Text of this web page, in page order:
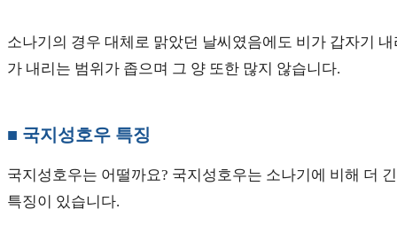
소나기의 경우 대체로 맑았던 날씨였음에도 비가 갑자기
가 내리는 범위가 좁으며 그 양 또한 많지 않습니다.
■ 국지성호우 특징
국지성호우는 어떨까요? 국지성호우는 소나기에 비해 더
특징이 있습니다.